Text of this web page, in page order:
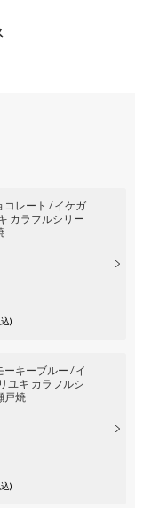
コレート / イケガ
カラフルシリー
)
ーキーブルー / イ
ユキ カラフルシ
戸焼
)